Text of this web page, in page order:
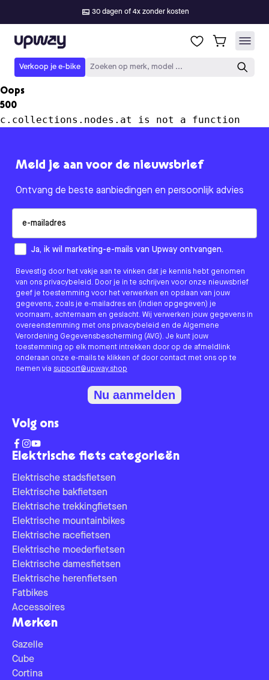
30 dagen of 4x zonder kosten
Upway
Verkoop je e-bike Zoeken op merk, model ...
Oops
500
c.collections.nodes.at is not a function
Elektrische fiets categorieën
Elektrische stadsfietsen
Elektrische bakfietsen
Elektrische trekkingfietsen
Elektrische mountainbikes
Elektrische racefietsen
Elektrische moederfietsen
Elektrische damesfietsen
Elektrische herenfietsen
Fatbikes
Accessoires
Merken
Gazelle
Cube
Cortina
Meld je aan voor de nieuwsbrief
Ontvang de beste aanbiedingen en persoonlijk advies
How would you like to hear from us?
Ja, ik wil marketing-e-mails van Upway ontvangen.
Bevestig door het vakje aan te vinken dat je kennis hebt genomen
van ons privacybeleid. Door je in te schrijven voor onze nieuwsbrief
geef je toestemming voor het verwerken en opslaan van jouw
gegevens, zoals je e-mailadres en (indien opgegeven) je
voornaam, achternaam en geslacht. Wij verwerken jouw gegevens in
overeenstemming met ons privacybeleid en de Algemene
Verordening Gegevensbescherming (AVG). Je kunt jouw
toestemming op elk moment intrekken door op de afmeldlink
onderaan onze e-mails te klikken of door contact met ons op te
nemen via support@upway.shop
Nu aanmelden
Volg ons